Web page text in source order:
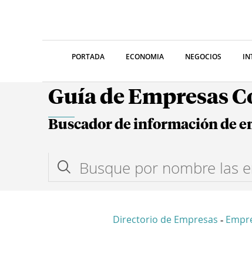
PORTADA ECONOMIA NEGOCIOS
Guía de Empresas
Buscador de información de
Directorio de Empresas -